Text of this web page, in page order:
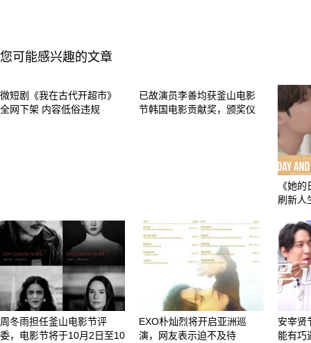
您可能感兴趣的文章
微短剧《我在古代开超市》
全网下架 内容低俗违规
已故演员李善均获釜山电影
节韩国电影贡献奖，颁奖仪
《她
刷新人
周冬雨担任釜山电影节评
委，电影节将于10月2日至10
EXO朴灿烈将开启亚洲巡
演，网友表示迫不及待
安宰贤
能有巧